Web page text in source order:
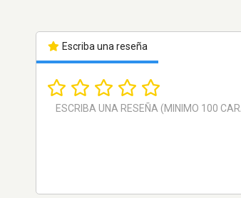
Escriba una reseña